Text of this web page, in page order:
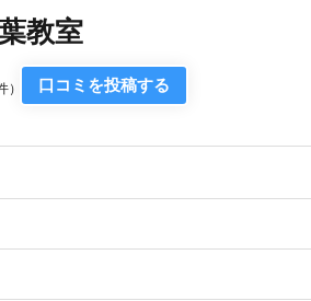
教室
） 口コミを投稿する